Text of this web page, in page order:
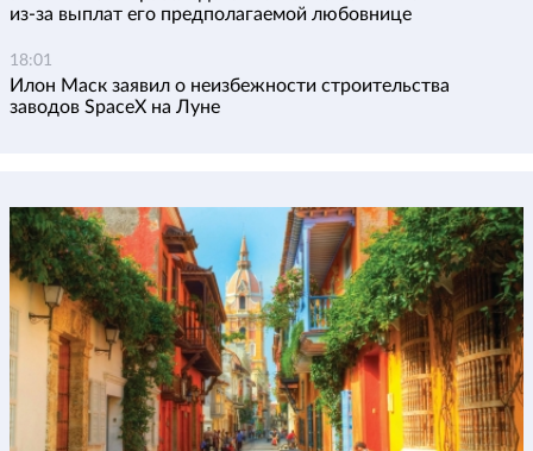
из-за выплат его предполагаемой любовнице
18:01
Илон Маск заявил о неизбежности строительства
заводов SpaceX на Луне